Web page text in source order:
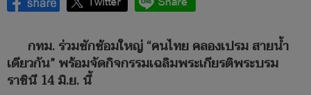
กทม. ร่วมซักซ้อมใหญ่ “คนไทย คลองเปรม สายน้ำ
เดียวกัน”พร้อมจัดกิจกรรมเฉลิมพระเกียรติพระบรม
ราชินี 14มิ.ย. นี้